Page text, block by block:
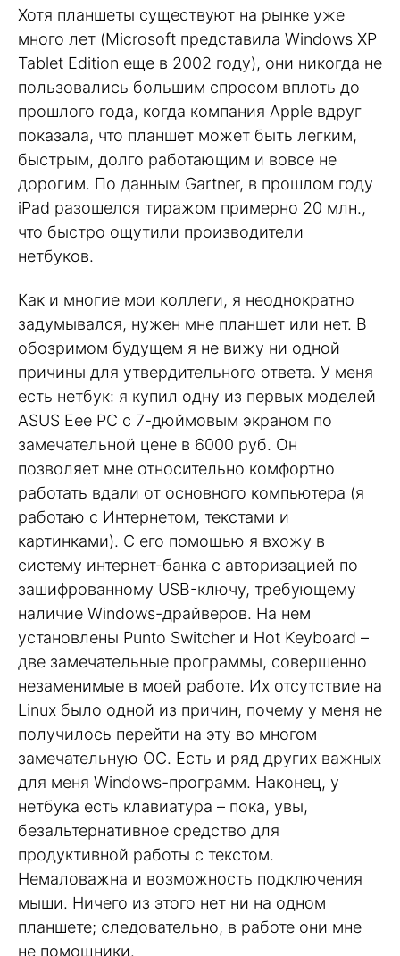
Хотя планшеты существуют на рынке уже
много лет (Microsoft представила Windows XP
Tablet Edition еще в 2002 году), они никогда не
пользовались большим спросом вплоть до
прошлого года, когда компания Apple вдруг
показала, что планшет может быть легким,
быстрым, долго работающим и вовсе не
дорогим. По данным Gartner, в прошлом году
iPad разошелся тиражом примерно 20 млн.,
что быстро ощутили производители
нетбуков.
Как и многие мои коллеги, я неоднократно
задумывался, нужен мне планшет или нет. В
обозримом будущем я не вижу ни одной
причины для утвердительного ответа. У меня
есть нетбук: я купил одну из первых моделей
ASUS Eee PC с 7-дюймовым экраном по
замечательной цене в 6000 руб. Он
позволяет мне относительно комфортно
работать вдали от основного компьютера (я
работаю с Интернетом, текстами и
картинками). С его помощью я вхожу в
систему интернет-банка с авторизацией по
зашифрованному USB-ключу, требующему
наличие Windows-драйверов. На нем
установлены Punto Switcher и Hot Keyboard –
две замечательные программы, совершенно
незаменимые в моей работе. Их отсутствие на
Linux было одной из причин, почему у меня не
получилось перейти на эту во многом
замечательную ОС. Есть и ряд других важных
для меня Windows-программ. Наконец, у
нетбука есть клавиатура – пока, увы,
безальтернативное средство для
продуктивной работы с текстом.
Немаловажна и возможность подключения
мыши. Ничего из этого нет ни на одном
планшете; следовательно, в работе они мне
не помощники.